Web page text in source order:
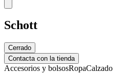
Schott
Cerrado
Contacta con la tienda
Accesorios y bolsosRopaCalzado